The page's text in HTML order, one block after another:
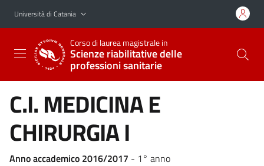
Vai al contenuto principale
Vai al menu di navigazione
Università di Catania
Corso di laurea magistrale in
Scienze riabilitative delle
professioni sanitarie
C.I. MEDICINA E
CHIRURGIA I
Anno accademico 2016/2017 - 1° anno